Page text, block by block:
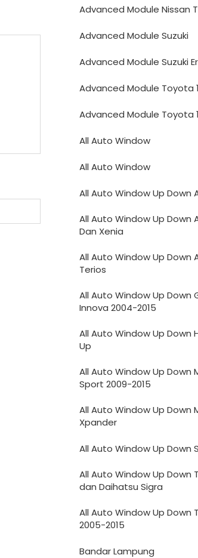
Advanced Module Nissan
Advanced Module Suzuki
Advanced Module Suzuki
Advanced Module Toyota
Advanced Module Toyota
All Auto Window
All Auto Window
All Auto Window Up Down
All Auto Window Up Down
Dan Xenia
All Auto Window Up Down
Terios
All Auto Window Up Down
Innova 2004-2015
All Auto Window Up Down
Up
All Auto Window Up Down
Sport 2009-2015
All Auto Window Up Down
Xpander
All Auto Window Up Down
All Auto Window Up Down
dan Daihatsu Sigra
All Auto Window Up Down
2005-2015
Bandar Lampung